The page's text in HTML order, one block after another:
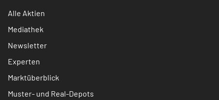
Alle Aktien
Mediathek
Newsletter
Experten
Marktüberblick
Muster- und Real-Depots